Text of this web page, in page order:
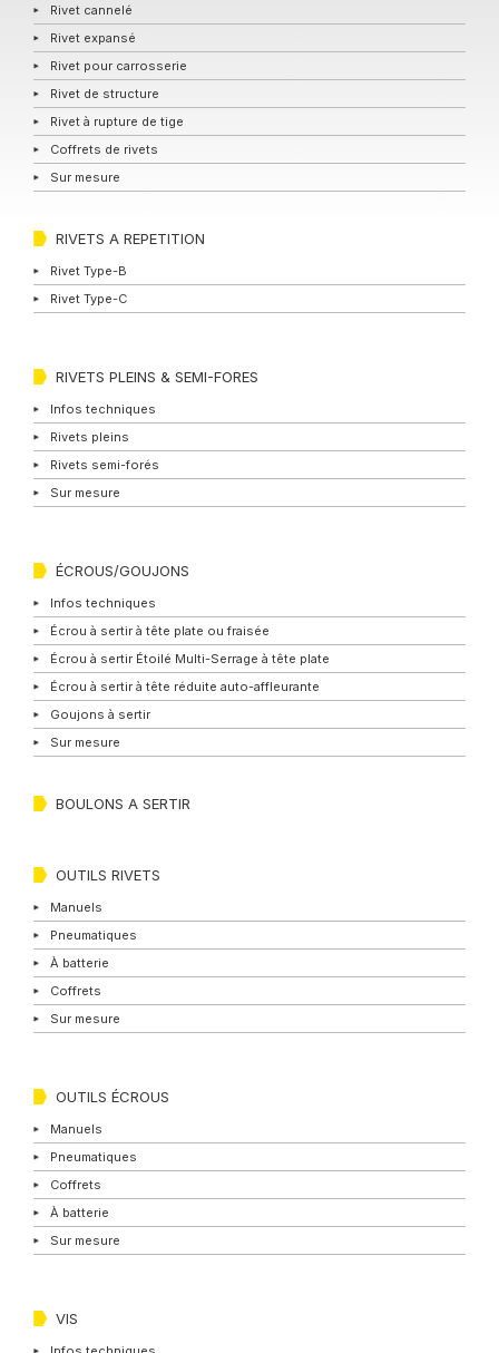
Rivet cannelé
Rivet expansé
Rivet pour carrosserie
Rivet de structure
Rivet à rupture de tige
Coffrets de rivets
Sur mesure
RIVETS A REPETITION
Rivet Type-B
Rivet Type-C
RIVETS PLEINS & SEMI-FORES
Infos techniques
Rivets pleins
Rivets semi-forés
Sur mesure
ÉCROUS/GOUJONS
Infos techniques
Écrou à sertir à tête plate ou fraisée
Écrou à sertir Étoilé Multi-Serrage à tête plate
Écrou à sertir à tête réduite auto-affleurante
Goujons à sertir
Sur mesure
BOULONS A SERTIR
OUTILS RIVETS
Manuels
Pneumatiques
À batterie
Coffrets
Sur mesure
OUTILS ÉCROUS
Manuels
Pneumatiques
Coffrets
À batterie
Sur mesure
VIS